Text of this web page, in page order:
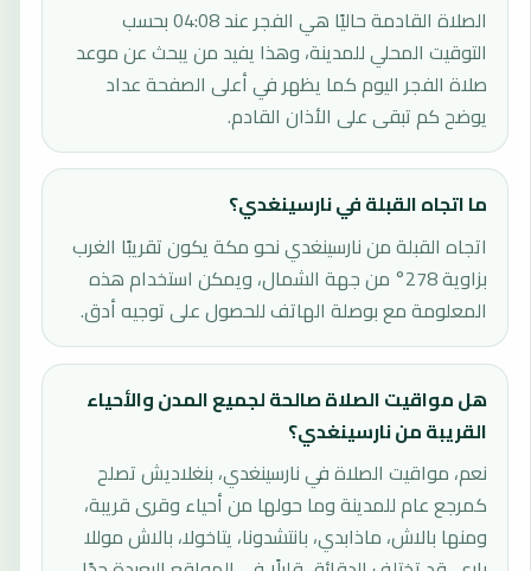
الصلاة القادمة حاليًا هي الفجر عند 04:08 بحسب
التوقيت المحلي للمدينة، وهذا يفيد من يبحث عن موعد
صلاة الفجر اليوم كما يظهر في أعلى الصفحة عداد
يوضح كم تبقى على الأذان القادم.
ما اتجاه القبلة في نارسينغدي؟
اتجاه القبلة من نارسينغدي نحو مكة يكون تقريبًا الغرب
بزاوية 278° من جهة الشمال، ويمكن استخدام هذه
المعلومة مع بوصلة الهاتف للحصول على توجيه أدق.
هل مواقيت الصلاة صالحة لجميع المدن والأحياء
القريبة من نارسينغدي؟
نعم، مواقيت الصلاة في نارسينغدي، بنغلاديش تصلح
كمرجع عام للمدينة وما حولها من أحياء وقرى قريبة،
ومنها بالاش، ماذابدي، بانتشدونا، يتاخولا، بالاش موللا